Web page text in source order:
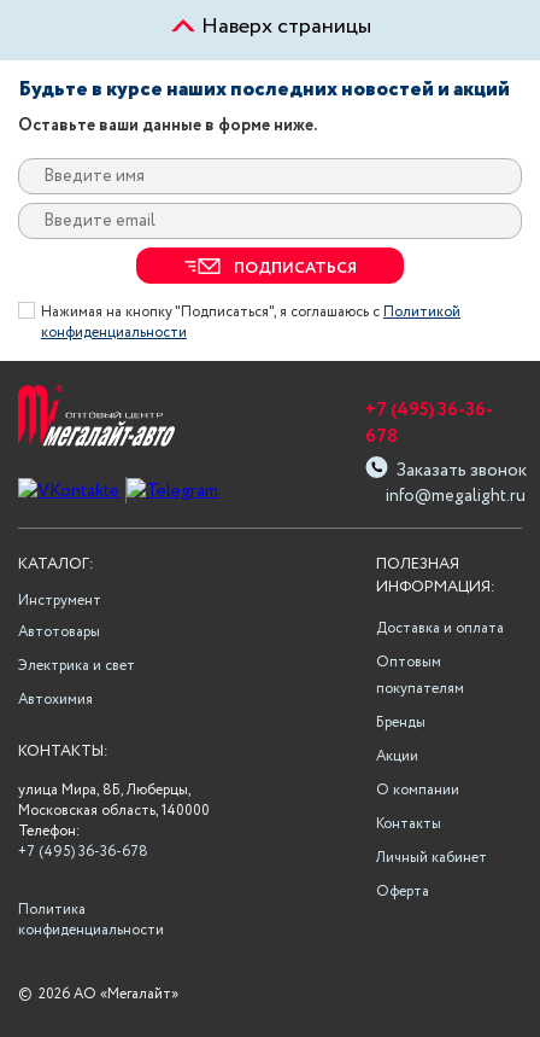
Наверх страницы
Будьте в курсе наших последних новостей и акций
Оставьте ваши данные в форме ниже.
ПОДПИСАТЬСЯ
Нажимая на кнопку "Подписаться", я соглашаюсь сПолитикой
конфиденциальности
info@megalight.ru
+7 (495) 36-36-
678
Заказать звонок
ПОЛЕЗНАЯ
ИНФОРМАЦИЯ:
Доставка и оплата
Оптовым
покупателям
Бренды
Акции
О компании
Контакты
Личный кабинет
Оферта
КАТАЛОГ:
Инструмент
Автотовары
Электрика и свет
Автохимия
КОНТАКТЫ:
улица Мира, 8Б, Люберцы,
Московская область, 140000
Телефон:
+7 (495) 36-36-678
Политика
конфиденциальности
© 2026 АО «Мегалайт»